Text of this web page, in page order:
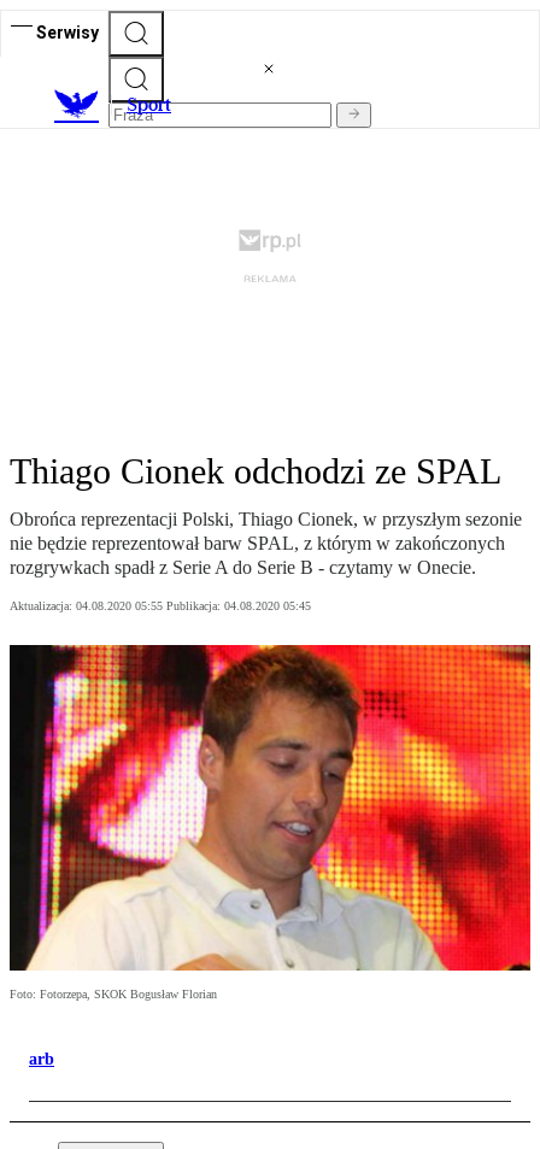
Serwisy
Sport
Thiago Cionek odchodzi ze SPAL
Obrońca reprezentacji Polski, Thiago Cionek, w przyszłym sezonie
nie będzie reprezentował barw SPAL, z którym w zakończonych
rozgrywkach spadł z Serie A do Serie B - czytamy w Onecie.
Aktualizacja: 04.08.2020 05:55 Publikacja: 04.08.2020 05:45
Foto: Fotorzepa, SKOK Bogusław Florian
arb